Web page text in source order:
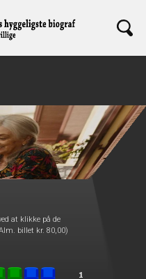
at klikke på de
billet kr. 80,00)
115946